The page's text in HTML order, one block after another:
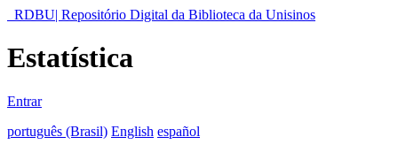
RDBU| Repositório Digital da Biblioteca da Unisinos
Estatística
Entrar
português (Brasil) English español